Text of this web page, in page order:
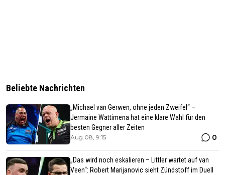
Beliebte Nachrichten
„Michael van Gerwen, ohne jeden Zweifel“ –
Jermaine Wattimena hat eine klare Wahl für den
besten Gegner aller Zeiten
Aug 08, 9:15 0
„Das wird noch eskalieren – Littler wartet auf van
Veen“: Robert Marijanovic sieht Zündstoff im Duell